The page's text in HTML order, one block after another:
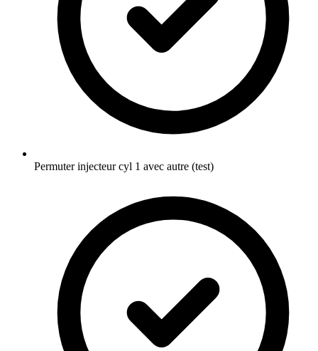
Permuter injecteur cyl 1 avec autre (test)